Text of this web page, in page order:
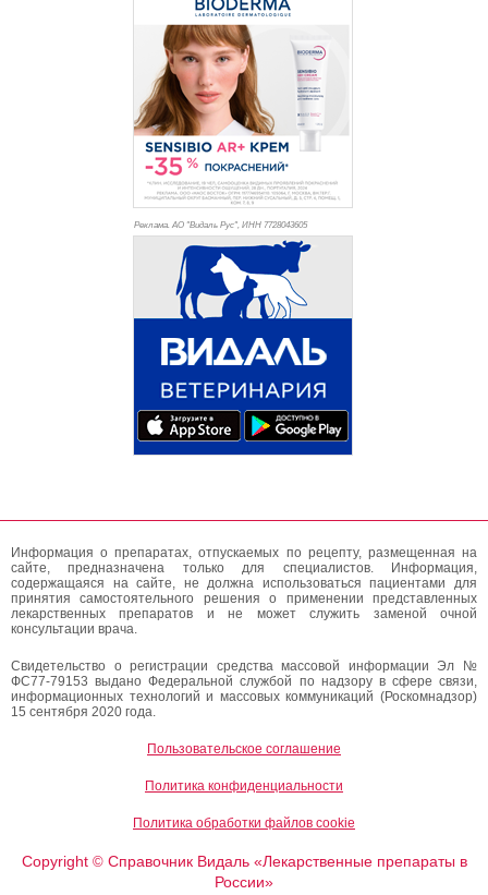
Реклама. АО "Видаль Рус", ИНН 7728043605
Информация о препаратах, отпускаемых по рецепту, размещенная на
сайте, предназначена только для специалистов. Информация,
содержащаяся на сайте, не должна использоваться пациентами для
принятия самостоятельного решения о применении представленных
лекарственных препаратов и не может служить заменой очной
консультации врача.
Свидетельство о регистрации средства массовой информации Эл №
ФС77-79153 выдано Федеральной службой по надзору в сфере связи,
информационных технологий и массовых коммуникаций (Роскомнадзор)
15 сентября 2020 года.
Пользовательское соглашение
Политика конфиденциальности
Политика обработки файлов cookie
Copyright ©Справочник Видаль «Лекарственные препараты в
России»